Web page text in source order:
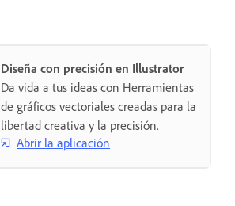
Diseña con precisión en Illustrator
Da vida a tus ideas con Herramientas
de gráficos vectoriales creadas para la
libertad creativa y la precisión.
Abrir la aplicación